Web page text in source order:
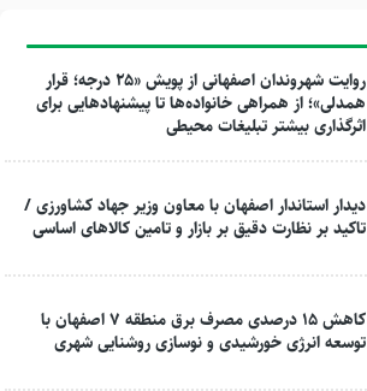
روایت شهروندان اصفهانی از پویش «۲۵ درجه؛ قرار
همدلی»؛ از همراهی خانواده‌ها تا پیشنهادهایی برای
اثرگذاری بیشتر تبلیغات محیطی
دیدار استاندار اصفهان با معاون وزیر جهاد کشاورزی /
تاکید بر نظارت دقیق بر بازار و تامین کالاهای اساسی
کاهش ۱۵ درصدی مصرف برق منطقه ۷ اصفهان با
توسعه انرژی خورشیدی و نوسازی روشنایی شهری